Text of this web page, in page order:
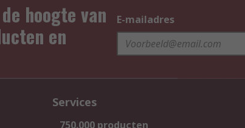
hoogte van
en
E-mailadres
Services
750.000 producten